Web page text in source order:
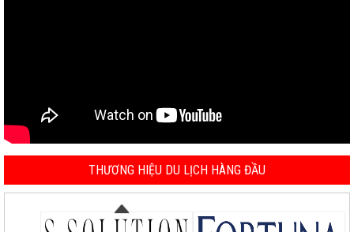
THƯƠNG HIỆU DU LỊCH HÀNG ĐẦU